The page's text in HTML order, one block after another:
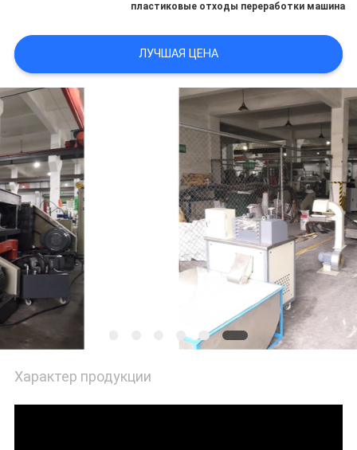
САЙТА
PRIVACY
POLICY
пластиковые отходы переработки машина
ЛУЧШАЯ ЦЕНА
Характер продукции